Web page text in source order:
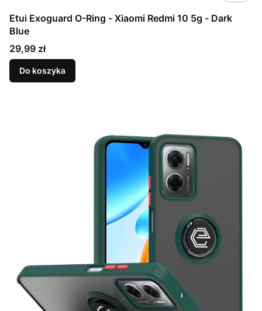
Etui Exoguard O-Ring - Xiaomi Redmi 10 5g - Dark
Blue
Cena
29,99 zł
Do koszyka